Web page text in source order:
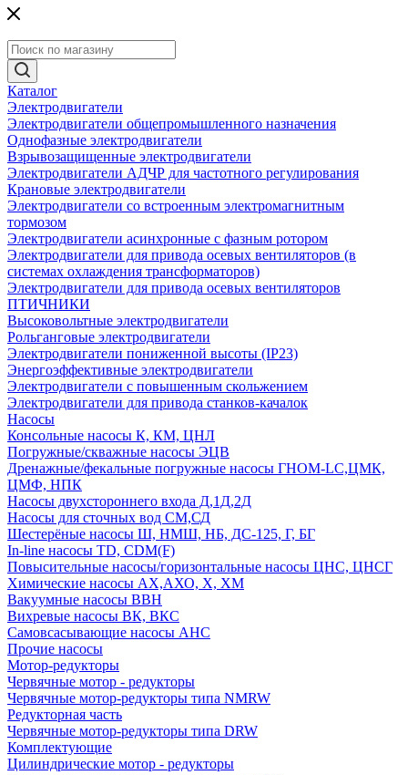
Каталог
Электродвигатели
Электродвигатели общепромышленного назначения
Однофазные электродвигатели
Взрывозащищенные электродвигатели
Электродвигатели АДЧР для частотного регулирования
Крановые электродвигатели
Электродвигатели со встроенным электромагнитным
тормозом
Электродвигатели асинхронные с фазным ротором
Электродвигатели для привода осевых вентиляторов (в
системах охлаждения трансформаторов)
Электродвигатели для привода осевых вентиляторов
ПТИЧНИКИ
Высоковольтные электродвигатели
Рольганговые электродвигатели
Электродвигатели пониженной высоты (IP23)
Энергоэффективные электродвигатели
Электродвигатели с повышенным скольжением
Электродвигатели для привода станков-качалок
Насосы
Консольные насосы К, КМ, ЦНЛ
Погружные/скважные насосы ЭЦВ
Дренажные/фекальные погружные насосы ГНОМ-LC,ЦМК,
ЦМФ, НПК
Насосы двухстороннего входа Д,1Д,2Д
Насосы для сточных вод СМ,СД
Шестерёные насосы Ш, НМШ, НБ, ДС-125, Г, БГ
In-line насосы TD, CDM(F)
Повысительные насосы/горизонтальные насосы ЦНС, ЦНСГ
Химические насосы АХ,АХО, Х, ХМ
Вакуумные насосы ВВН
Вихревые насосы ВК, ВКС
Самовсасывающие насосы АНС
Прочие насосы
Мотор-редукторы
Червячные мотор - редукторы
Червячные мотор-редукторы типа NMRW
Редукторная часть
Червячные мотор-редукторы типа DRW
Комплектующие
Цилиндрические мотор - редукторы